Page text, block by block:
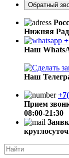
Обратный
Нижняя
Наш
Наш
Прием
08:00-21:30